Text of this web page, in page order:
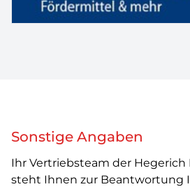
Sonstige Angaben
Ihr Vertriebsteam der
steht Ihnen zur Beantwortung